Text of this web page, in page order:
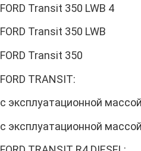
FORD Transit 350 LWB 4
FORD Transit 350 LWB
FORD Transit 350
FORD TRANSIT:
с эксплуатационной
с эксплуатационной